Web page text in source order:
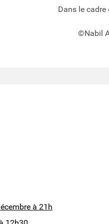
Dans le cadre
©Nabil
à 21h